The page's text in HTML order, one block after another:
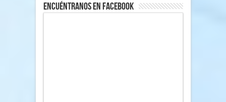
Encuéntranos en Facebook